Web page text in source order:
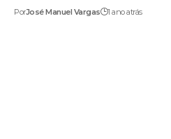
PorJosé Manuel Vargas 1 ano atrás